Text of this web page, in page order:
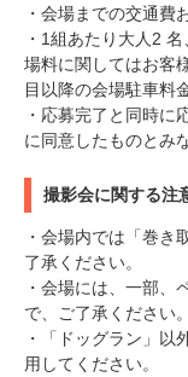
・会場までの交通費
・1組あたり大人2
場料に関してはお客
目以降の会場駐車料
・応募完了と同時に
に同意したものとみ
撮影会に関する注
・会場内では「巻き
了承ください。
・会場には、一部、
で、ご了承ください。
・「ドッグラン」以
用してください。